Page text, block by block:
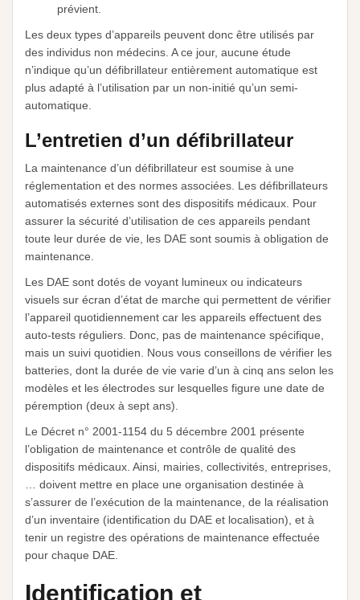
prévient.
Les deux types d’appareils peuvent donc être utilisés par
des individus non médecins. A ce jour, aucune étude
n’indique qu’un défibrillateur entièrement automatique est
plus adapté à l’utilisation par un non-initié qu’un semi-
automatique.
L’entretien d’un défibrillateur
La maintenance d’un défibrillateur est soumise à une
réglementation et des normes associées. Les défibrillateurs
automatisés externes sont des dispositifs médicaux. Pour
assurer la sécurité d’utilisation de ces appareils pendant
toute leur durée de vie, les DAE sont soumis à obligation de
maintenance.
Les DAE sont dotés de voyant lumineux ou indicateurs
visuels sur écran d’état de marche qui permettent de vérifier
l’appareil quotidiennement car les appareils effectuent des
auto-tests réguliers. Donc, pas de maintenance spécifique,
mais un suivi quotidien. Nous vous conseillons de vérifier les
batteries, dont la durée de vie varie d’un à cinq ans selon les
modèles et les électrodes sur lesquelles figure une date de
péremption (deux à sept ans).
Le Décret n° 2001-1154 du 5 décembre 2001 présente
l’obligation de maintenance et contrôle de qualité des
dispositifs médicaux. Ainsi, mairies, collectivités, entreprises,
… doivent mettre en place une organisation destinée à
s’assurer de l’exécution de la maintenance, de la réalisation
d’un inventaire (identification du DAE et localisation), et à
tenir un registre des opérations de maintenance effectuée
pour chaque DAE.
Identification et